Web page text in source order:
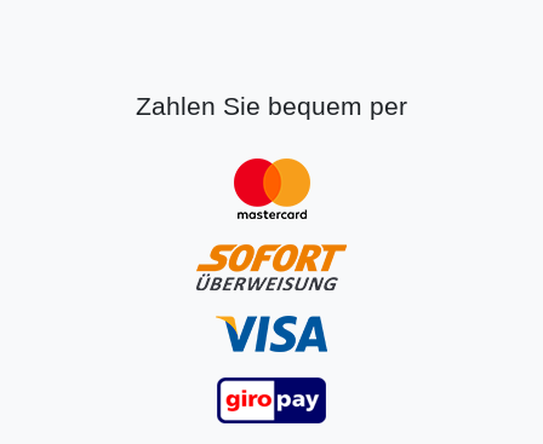
Zahlen Sie bequem per